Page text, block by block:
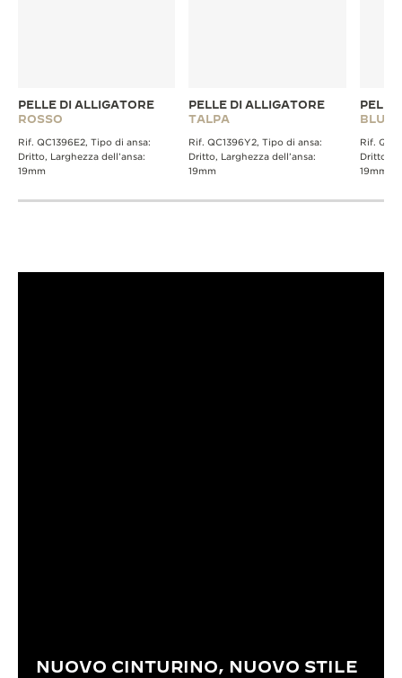
PELLE DI ALLIGATORE
ROSSO
Rif. QC1396E2, Tipo di ansa:
Dritto, Larghezza dell’ansa:
19mm
PELLE DI ALLIGATORE
TALPA
Rif. QC1396Y2, Tipo di ansa:
Dritto, Larghezza dell’ansa:
19mm
PELLE
BLU
Rif.
Dritto,
19mm
NUOVO CINTURINO, NUOVO STILE